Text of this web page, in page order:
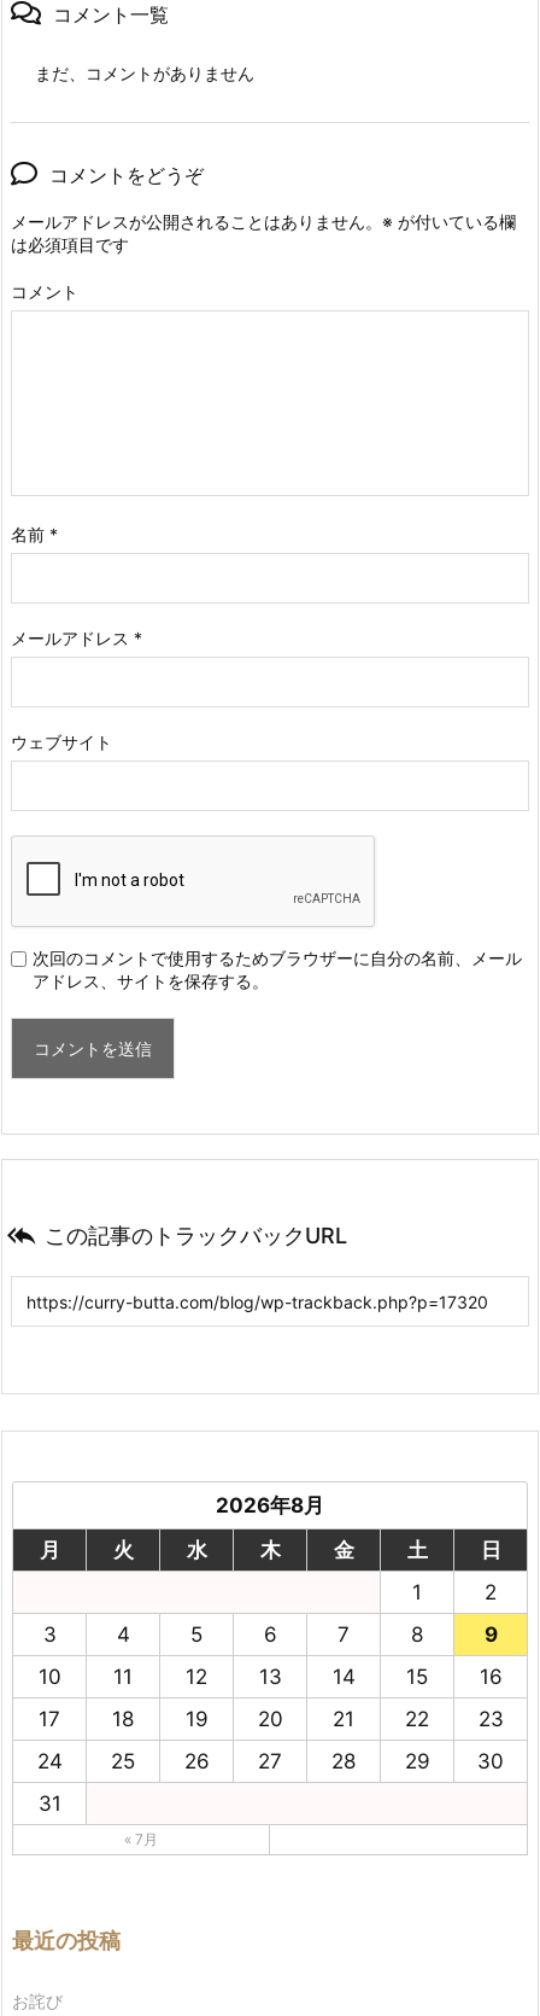
コメント一覧
まだ、コメントがありません
コメントをどうぞ
メールアドレスが公開されることはありません。 ※ が付いている欄
は必須項目です
コメント
名前 *
メールアドレス *
ウェブサイト
次回のコメントで使用するためブラウザーに自分の名前、メール
アドレス、サイトを保存する。
 この記事のトラックバックURL
2026年8月
月
火 水 木 金 土
日
1
2
3
4 5 6 7 8
9
10
11 12 13 14 15
16
17
18 19 20 21 22
23
24
25 26 27 28 29
30
31
« 7月
最近の投稿
お詫び